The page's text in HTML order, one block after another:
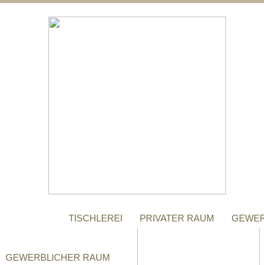
TISCHLEREI PRIVATER RAUM
GEWERBLICHER RAUM